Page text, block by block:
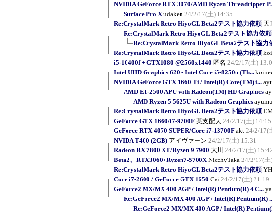
NVIDIA GeForce RTX 3070/AMD Ryzen Threadripper
Surface Pro X udaken 24/2/17(土) 14:35
Re:CrystalMark Retro HiyoGL Beta2テスト協力依頼 天
Re:CrystalMark Retro HiyoGL Beta2テスト協力依頼
Re:CrystalMark Retro HiyoGL Beta2テスト協力
Re:CrystalMark Retro HiyoGL Beta2テスト協力依頼
i5-10400f + GTX1080 @2560x1440 匿名 24/2/17(土)
Intel UHD Graphics 620 - Intel Core i5-8250u (Th...
NVIDIA GeForce GTX 1660 Ti / Intel(R) Core(TM) i...
AMD E1-2500 APU with Radeon(TM) HD Graphics
AMD Ryzen 5 5625U with Radeon Graphics
Re:CrystalMark Retro HiyoGL Beta2テスト協力依頼 EM
GeForce GTX 1660/i7-9700F 某支配人 24/2/17(土) 14:15
GeForce RTX 4070 SUPER/Core i7-13700F akt 24/2/17(
NVIDA T400 (2GB) アイヴァーン 24/2/17(土) 15:31
Radeon RX 7800 XT/Ryzen 9 7900 大川 24/2/17(土) 15:42
Beta2、RTX3060+Ryzen7-5700X NicchyTaka 24/2/17(土
Re:CrystalMark Retro HiyoGL Beta2テスト協力依頼 YH
Core i7-2600 / GeForce GTX 1650 Cai 24/2/17(土) 21:19
GeForce2 MX/MX 400 AGP / Intel(R) Pentium(R) 4 C...
Re:GeForce2 MX/MX 400 AGP / Intel(R) Pentium(R)
Re:GeForce2 MX/MX 400 AGP / Intel(R)